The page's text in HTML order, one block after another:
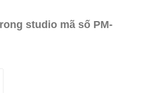
studio mã số PM-